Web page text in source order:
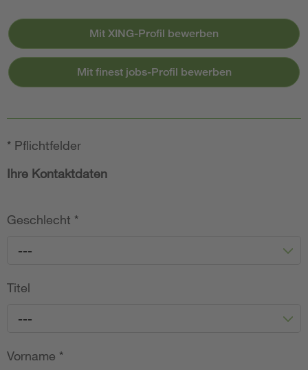
Mit XING-Profil bewerben
Mit finest jobs-Profil bewerben
* Pflichtfelder
Ihre Kontaktdaten
Geschlecht *
---
Titel
---
Vorname *